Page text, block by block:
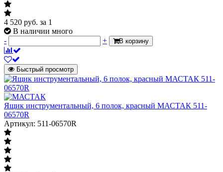
4 520 руб. за 1
В наличии много
-
+ В корзину
Быстрый просмотр
Ящик инструментальный, 6 полок, красный МАСТАК 511-
06570R
Артикул: 511-06570R